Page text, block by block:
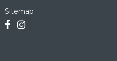
Sitemap